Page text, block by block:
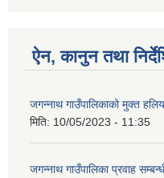
ऐन, कानुन तथा
जगन्नाथ गाउँपालिकाको मुक्त
मिति: 10/05/2023 - 11:35
जगन्नाथ गाउँपालिका प्रवाह